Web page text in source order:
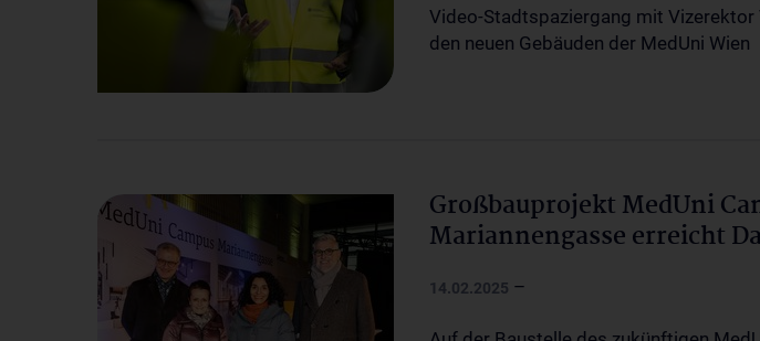
Video-Stadtspaziergang mit Vizerektor
den neuen Gebäuden der MedUni Wien
Großbauprojekt MedUni
Mariannengasse erreicht
14.02.2025 –